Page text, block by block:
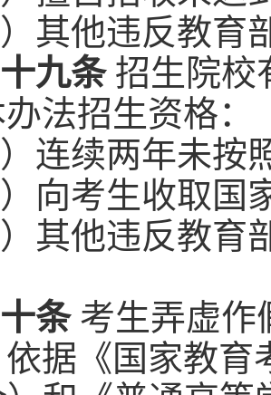
）其他违反教
九条招生院校
法招生资格：
）连续两年未
）向考生收取
）其他违反教
条考生弄虚作
据《国家教育